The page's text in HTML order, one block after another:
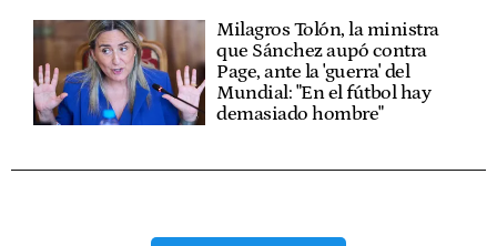
Milagros Tolón, la ministra
que Sánchez aupó contra
Page, ante la 'guerra' del
Mundial: "En el fútbol hay
demasiado hombre"